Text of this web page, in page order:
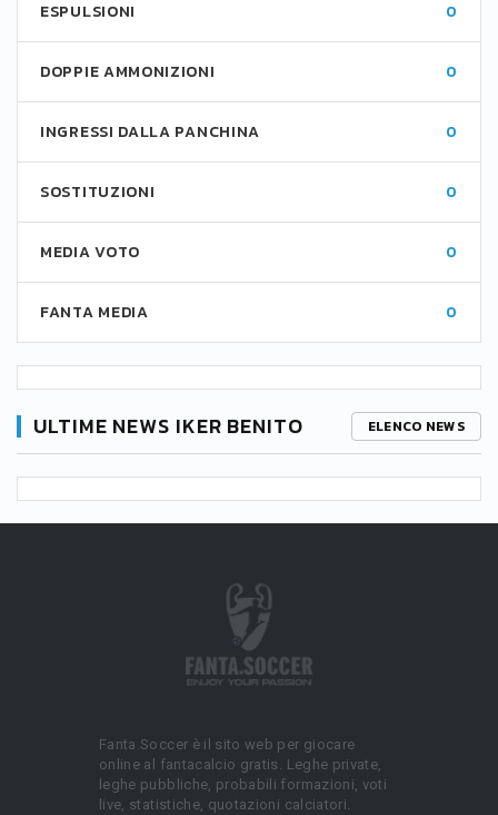
ESPULSIONI 0
DOPPIE AMMONIZIONI 0
INGRESSI DALLA PANCHINA 0
SOSTITUZIONI 0
MEDIA VOTO 0
FANTA MEDIA 0
ULTIME NEWS IKER BENITO ELENCO NEWS
Fanta.Soccer è il sito web per giocare
online al fantacalcio gratis. Leghe private,
leghe pubbliche, probabili formazioni, voti
live, statistiche, quotazioni calciatori.